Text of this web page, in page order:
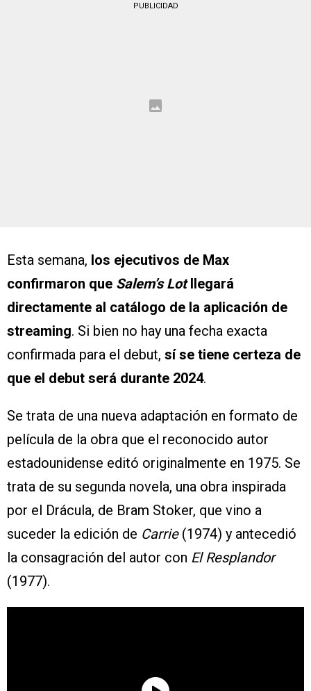
PUBLICIDAD
Esta semana, los ejecutivos de Max
confirmaron que Salem’s Lotllegará
directamente al catálogo de la aplicación de
streaming. Si bien no hay una fecha exacta
confirmada para el debut, sí se tiene certeza de
que el debut será durante 2024.
Se trata de una nueva adaptación en formato de
película de la obra que el reconocido autor
estadounidense editó originalmente en 1975. Se
trata de su segunda novela, una obra inspirada
por el Drácula, de Bram Stoker, que vino a
suceder la edición de Carrie(1974) y antecedió
la consagración del autor con El Resplandor
(1977).